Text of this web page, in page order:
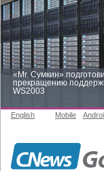
«Mr. Сумкин»
прекращению
WS2003
English Mobile